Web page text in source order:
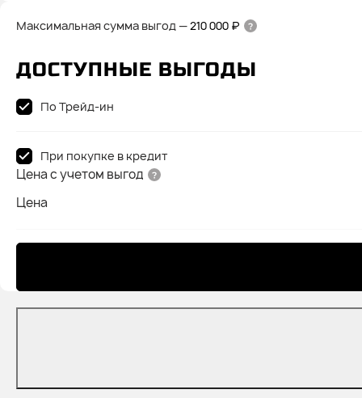
Максимальная сумма выгод—210 000 ₽
ДОСТУПНЫЕ ВЫГОДЫ
По Трейд-ин
При покупке в кредит
Цена с учетом выгод
Цена